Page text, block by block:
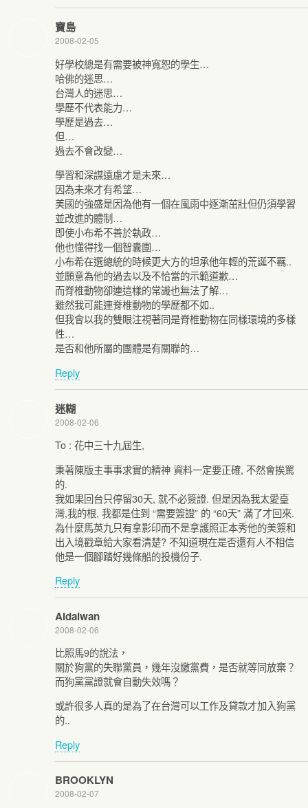
寶島
2008-02-05
好學校總是有需要被神寬恕的學生…
哈佛的迷思…
台灣人的迷思…
學歷不代表能力…
學歷是過去…
但…
過去不會改變…
學習和深謀遠慮才是未來…
因為未來才有希望…
美國的強盛是因為他有一個在風雨中逐漸茁壯但仍須學習
並改進的體制…
即使小布希不善於執政…
他也懂得找一個智囊團…
小布希在選總統的時候更大方的坦承他年輕的荒誕不羈..
並願意為他的過去以及不恰當的示範道歉…
而脊椎動物卻連這樣的常識也無法了解…
雖然我可能連脊椎動物的學歷都不如..
但我會以我的雙眼注視著同是脊椎動物在同樣環境的多樣
性…
是否和他所屬的團體是有關聯的…
Reply
迷糊
2008-02-06
To : 花中三十九屆生,
秉著陳版主事事求實的精神 資料一定要正確, 不然會挨罵
的.
我如果回台只停留30天, 就不必簽證. 但是因為我太愛臺
灣,我的根, 我都是住到 “需要簽證” 的 “60天” 滿了才回來.
為什麼馬英九只有拿影印而不是拿護照正本秀他的美簽和
出入境戳章給大家看清楚? 不知道現在是否還有人不相信
他是一個腳踏好幾條船的投機份子.
Reply
Aidaiwan
2008-02-06
比照馬9的說法，
關於狗黨的失聯黨員，幾年沒繳黨費，是否就等同放棄？
而狗黨黨證就會自動失效嗎？
或許很多人真的是為了在台灣可以工作及貸款才加入狗黨
的..
Reply
BROOKLYN
2008-02-07